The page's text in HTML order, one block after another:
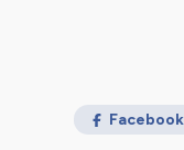
Facebook